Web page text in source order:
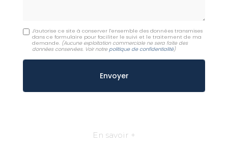
J'autorise ce site à conserver l'ensemble des données transmises
dans ce formulaire pour faciliter le suivi et le traitement de ma
demande. (Aucune exploitation commerciale ne sera faite des
données conservées. Voir notre politique de confidentialité)
En savoir +